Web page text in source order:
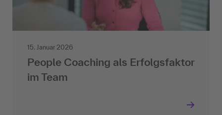
15. Januar 2026
People Coaching als Erfolgsfaktor
im Team